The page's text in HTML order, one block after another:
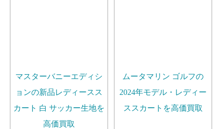
マスターバニーエディシ
ョンの新品レディースス
カート 白 サッカー生地を
高価買取
ムータマリン ゴルフの
2024年モデル・レディー
ススカートを高価買取